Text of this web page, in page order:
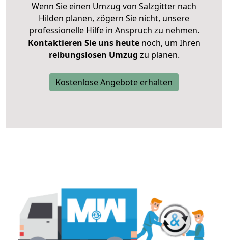
Wenn Sie einen Umzug von Salzgitter nach
Hilden planen, zögern Sie nicht, unsere
professionelle Hilfe in Anspruch zu nehmen.
Kontaktieren Sie uns heutenoch, um Ihren
reibungslosen Umzug zu planen.
Kostenlose Angebote erhalten